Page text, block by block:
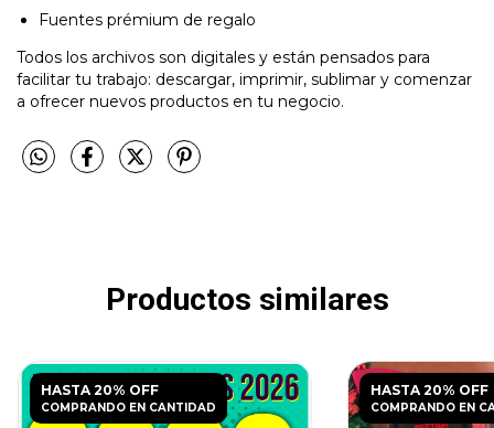
Fuentes prémium de regalo
Todos los archivos son digitales y están pensados para
facilitar tu trabajo: descargar, imprimir, sublimar y comenzar
a ofrecer nuevos productos en tu negocio.
Productos similares
HASTA 20% OFF
COMPRANDO EN CANTIDAD
HASTA 20% OFF
COMPRANDO EN